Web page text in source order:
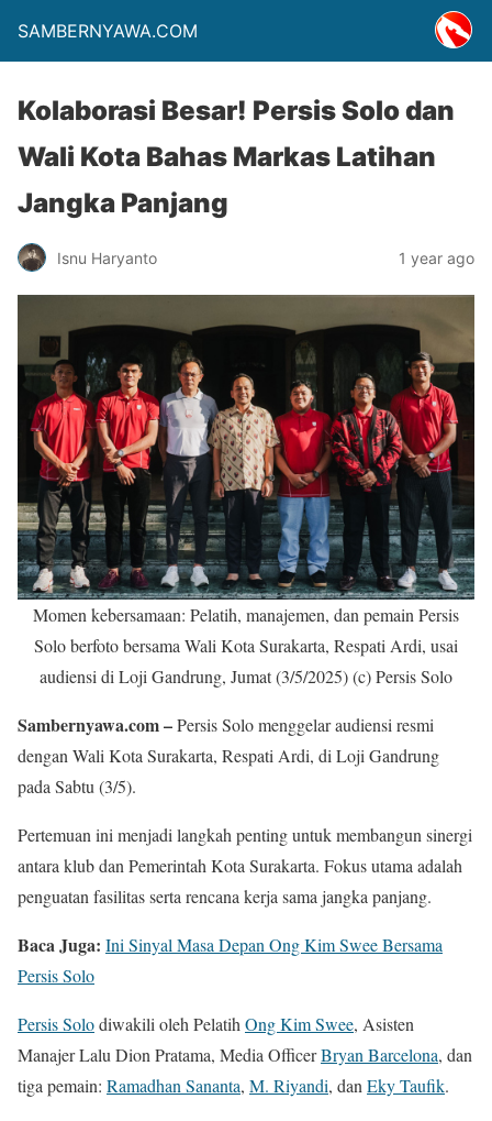
SAMBERNYAWA.COM
Kolaborasi Besar! Persis Solo dan
Wali Kota Bahas Markas Latihan
Jangka Panjang
Isnu Haryanto 1 year ago
Momen kebersamaan: Pelatih, manajemen, dan pemain Persis
Solo berfoto bersama Wali Kota Surakarta, Respati Ardi, usai
audiensi di Loji Gandrung, Jumat (3/5/2025) (c) Persis Solo
Sambernyawa.com –Persis Solo menggelar audiensi resmi
dengan Wali Kota Surakarta, Respati Ardi, di Loji Gandrung
pada Sabtu (3/5).
Pertemuan ini menjadi langkah penting untuk membangun sinergi
antara klub dan Pemerintah Kota Surakarta. Fokus utama adalah
penguatan fasilitas serta rencana kerja sama jangka panjang.
Baca Juga: Ini Sinyal Masa Depan Ong Kim Swee Bersama
Persis Solo
Persis Solodiwakili oleh Pelatih Ong Kim Swee, Asisten
Manajer Lalu Dion Pratama, Media OfficerBryan Barcelona, dan
tiga pemain: Ramadhan Sananta, M. Riyandi, dan Eky Taufik.